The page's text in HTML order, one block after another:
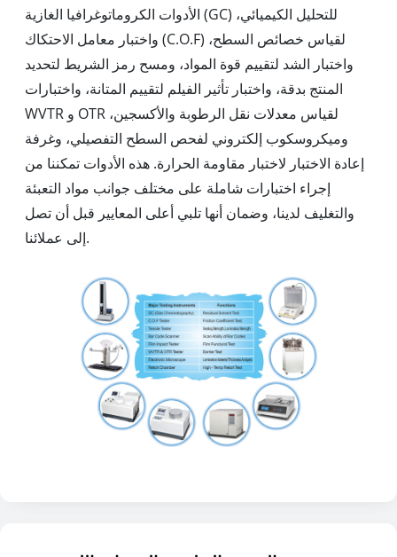
الأدوات الكروماتوغرافيا الغازية (GC) للتحليل الكيميائي،
واختبار معامل الاحتكاك (C.O.F) لقياس خصائص السطح،
واختبار الشد لتقييم قوة المواد، ومسح رمز الشريط لتحديد
المنتج بدقة، واختبار تأثير الفيلم لتقييم المتانة، واختبارات
WVTR و OTR لقياس معدلات نقل الرطوبة والأكسجين،
وميكروسكوب إلكتروني لفحص السطح التفصيلي، وغرفة
إعادة الاختبار لاختبار مقاومة الحرارة. هذه الأدوات تمكننا من
إجراء اختبارات شاملة على مختلف جوانب مواد التعبئة
والتغليف لدينا، وضمان أنها تلبي أعلى المعايير قبل أن تصل
إلى عملائنا.